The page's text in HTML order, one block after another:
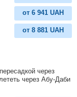
от 6 941 UAH
от 8 881 UAH
через
через Абу-Даби